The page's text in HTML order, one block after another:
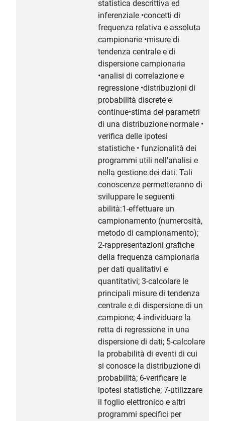
statistica descrittiva ed
inferenziale •concetti di
frequenza relativa e assoluta
campionarie •misure di
tendenza centrale e di
dispersione campionaria
•analisi di correlazione e
regressione •distribuzioni di
probabilità discrete e
continue•stima dei parametri
di una distribuzione normale •
verifica delle ipotesi
statistiche • funzionalità dei
programmi utili nell'analisi e
nella gestione dei dati. Tali
conoscenze permetteranno di
sviluppare le seguenti
abilità:1-effettuare un
campionamento (numerosità,
metodo di campionamento);
2-rappresentazioni grafiche
della frequenza campionaria
per dati qualitativi e
quantitativi; 3-calcolare le
principali misure di tendenza
centrale e di dispersione di un
campione; 4-individuare la
retta di regressione in una
dispersione di dati; 5-calcolare
la probabilità di eventi di cui
si conosce la distribuzione di
probabilità; 6-verificare le
ipotesi statistiche; 7-utilizzare
il foglio elettronico e altri
programmi specifici per